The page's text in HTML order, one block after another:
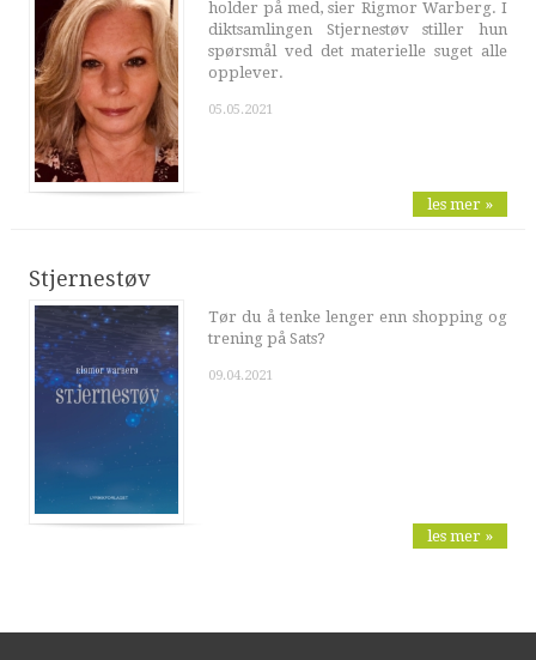
holder på med, sier Rigmor Warberg. I
diktsamlingen Stjernestøv stiller hun
spørsmål ved det materielle suget alle
opplever.
05.05.2021
les mer »
Stjernestøv
Tør du å tenke lenger enn shopping og
trening på Sats?
09.04.2021
les mer »